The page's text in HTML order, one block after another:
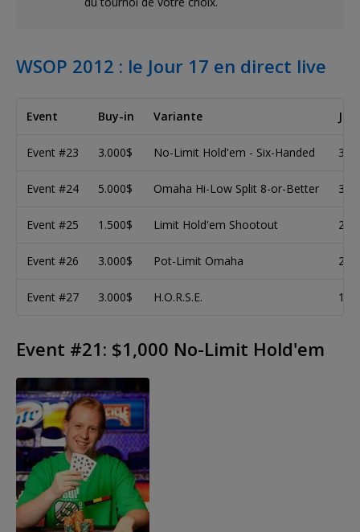
WSOP 2012 : le Jour 17 en direct live
Event Buy-in Variante
Event #23 3.000$ No-Limit Hold'em - Six-Handed 3/3
Event #24 5.000$ Omaha Hi-Low Split 8-or-Better 3/3
Event #25 1.500$ Limit Hold'em Shootout 2/3
Event #26 3.000$ Pot-Limit Omaha 2/3
Event #27 3.000$ H.O.R.S.E. 1/3
Event #21: $1,000 No-Limit Hold'em